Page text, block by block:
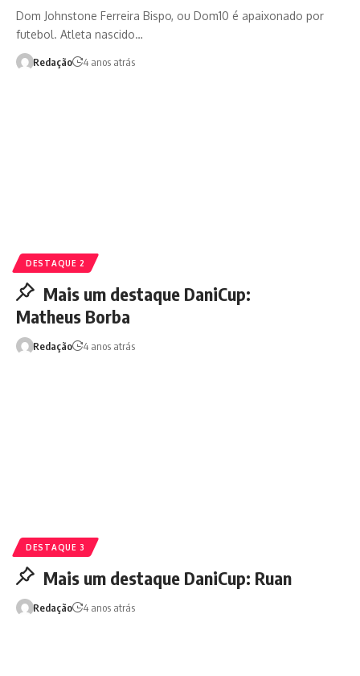
Dom Johnstone Ferreira Bispo, ou Dom10 é apaixonado por
futebol. Atleta nascido…
Redação 4 anos atrás
DESTAQUE 2
Mais um destaque DaniCup:
Matheus Borba
Redação 4 anos atrás
DESTAQUE 3
Mais um destaque DaniCup: Ruan
Redação 4 anos atrás